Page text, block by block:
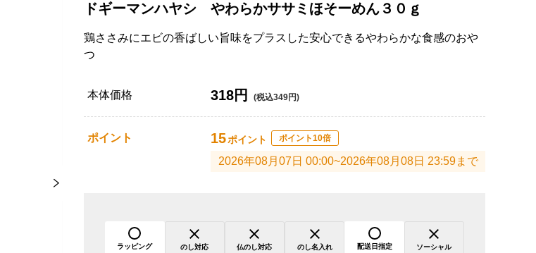
ドギーマンハヤシ やわらかササミほそーめん３０ｇ
鶏ささみにエビの香ばしい旨味をプラスした安心できるやわらかな食感のおや
つ
本体価格 318円 (税込349円)
ポイント 15ポイント ポイント10倍
2026年08月07日 00:00~2026年08月08日 23:59まで
ラッピング のし対応 仏のし対応 のし名入れ 配送日指定
ソーシャル